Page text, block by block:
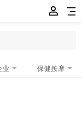
业 保健按摩